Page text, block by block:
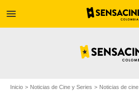
menu
Inicio Noticias de Cine y Series Noticias de cine